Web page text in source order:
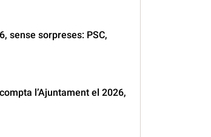
sense sorpreses: PSC,
l’Ajuntament el 2026,